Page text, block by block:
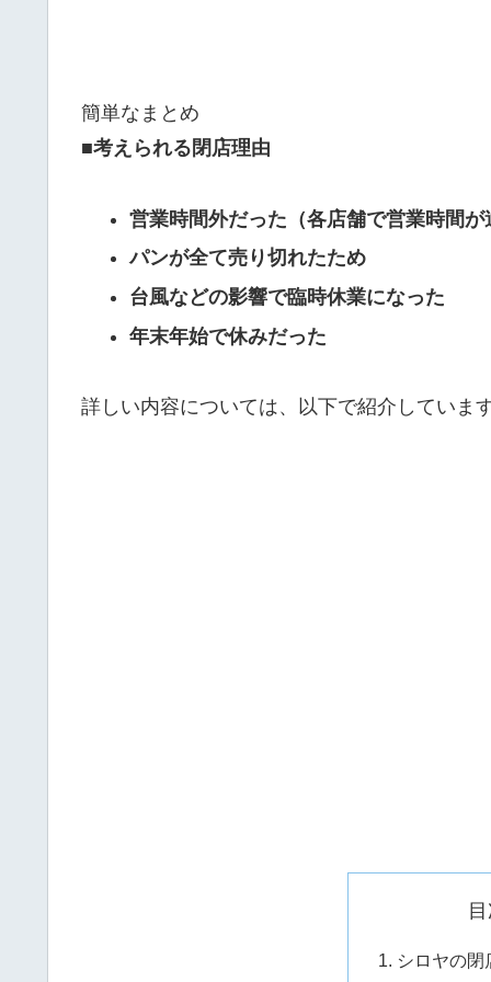
簡単なまとめ
■考えられる閉店理由
営業時間外だった（各店舗で営業時間が
パンが全て売り切れたため
台風などの影響で臨時休業になった
年末年始で休みだった
詳しい内容については、以下で紹介していま
シロヤの閉